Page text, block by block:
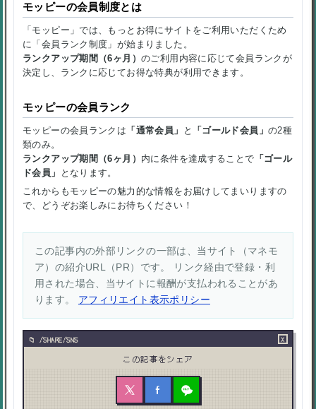
モッピーの会員制度とは
「モッピー」では、もっとお得にサイトをご利用いただくため
に「会員ランク制度」が始まりました。
ランクアップ期間（6ヶ月） のご利用内容に応じて会員ランクが
決定し、ランクに応じてお得な特典が利用できます。
モッピーの会員ランク
モッピーの会員ランクは 「通常会員」 と 「ゴールド会員」の2種
類のみ。
ランクアップ期間（6ヶ月） 内に条件を達成することで 「ゴール
ド会員」
となります。
これからもモッピーの魅力的な情報をお届けしてまいりますの
で、どうぞお楽しみにお待ちください！
この記事内の外部リンクの一部は、当サイト（マネモ
ア）の紹介URL（PR）です。 リンク経由で登録・利
用された場合、当サイトに報酬が支払われることがあ
ります。 アフィリエイト表示ポリシー
/SHARE/SNS ×
この記事をシェア